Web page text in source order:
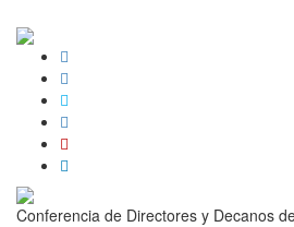
Conferencia de Directores y Decanos